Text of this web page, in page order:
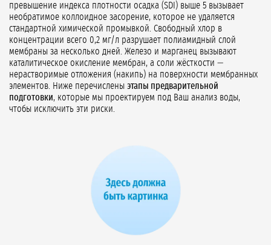
превышение индекса плотности осадка (SDI) выше 5 вызывает
необратимое коллоидное засорение, которое не удаляется
стандартной химической промывкой. Свободный хлор в
концентрации всего 0,2 мг/л разрушает полиамидный слой
мембраны за несколько дней. Железо и марганец вызывают
каталитическое окисление мембран, а соли жёсткости —
нерастворимые отложения (накипь) на поверхности мембранных
элементов. Ниже перечислены этапы предварительной
подготовки, которые мы проектируем под Ваш анализ воды,
чтобы исключить эти риски.